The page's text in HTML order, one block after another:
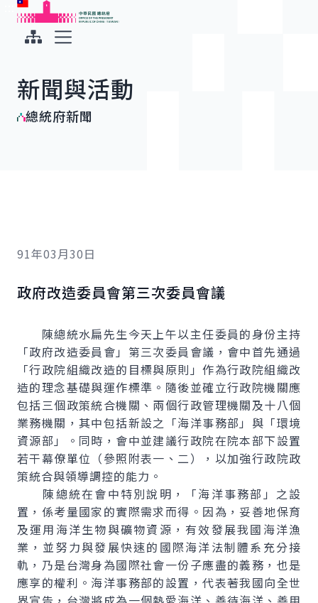
跳到主要內容
中華民國總統府
新聞與活動
總統府新聞
91年03月30日
政府改造委員會第三次委員會議
陳總統水扁先生今天上午以主任委員的身份主持
「政府改造委員會」第三次委員會議，會中首先通過
「行政院組織改造的目標與原則」作為行政院組織改
造的理念基礎與運作標準。隨後並確立行政院機關應
包括三個政策統合機關、兩個行政管理機關及十八個
業務機關，其中包括新設之「海洋事務部」與「環境
資源部」。同時，會中並建議行政院在院本部下設置
若干幕僚單位（參照附表一、二），以加強行政院政
策統合與領導調控的能力。
陳總統在會中特別說明，「海洋事務部」之設
置，係考量國家的實際需求而得。因為，妥善地保育
及運用海洋生物與礦物資源，有效發展我國海洋漁
業，並努力與發展快速的國際海洋法制體系充分接
軌，乃是台灣身為國際社會一份子應盡的義務，也是
應享的權利。海洋事務部的設置，代表著我國向全世